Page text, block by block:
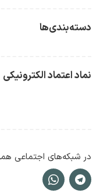
دسته‌بندی‌ها
نماد اعتماد الکترونیکی
در شبکه‌های اجتماعی